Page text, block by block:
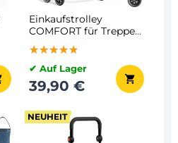
Einkaufstrolley
COMFORT für Treppen,
50l, grau
★★★★★
★★★★★
★★★★★
✔ Auf Lager
39,90 €
NEUHEIT